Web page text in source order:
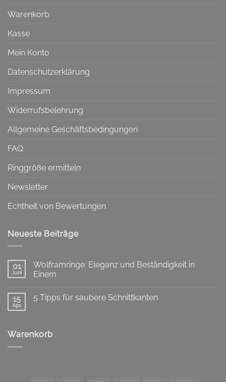
Warenkorb
Kasse
Mein Konto
Datenschutzerklärung
Impressum
Widerrufsbelehrung
Allgemeine Geschäftsbedingungen
FAQ
Ringgröße ermitteln
Newsletter
Echtheit von Bewertungen
Neueste Beiträge
01
Juni
Wolframringe: Eleganz und Beständigkeit in
Einem
zu
Wolframringe:
in
Einem
15
Apr.
5 Tipps für saubere Schnittkanten
Tipps
Warenkorb